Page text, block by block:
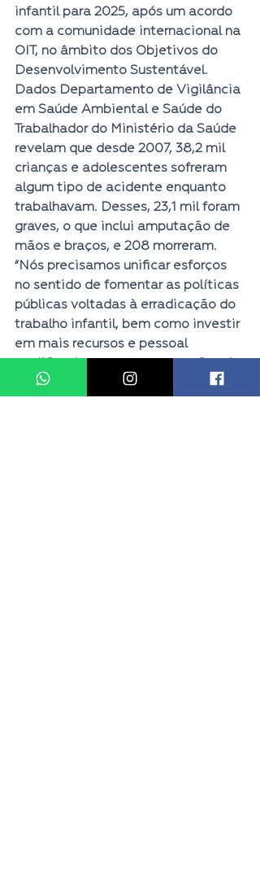
infantil para 2025, após um acordo
com a comunidade internacional na
OIT, no âmbito dos Objetivos do
Desenvolvimento Sustentável.
Dados Departamento de Vigilância
em Saúde Ambiental e Saúde do
Trabalhador do Ministério da Saúde
revelam que desde 2007, 38,2 mil
crianças e adolescentes sofreram
algum tipo de acidente enquanto
trabalhavam. Desses, 23,1 mil foram
graves, o que inclui amputação de
mãos e braços, e 208 morreram.
“Nós precisamos unificar esforços
no sentido de fomentar as políticas
públicas voltadas à erradicação do
trabalho infantil, bem como investir
em mais recursos e pessoal
fiscalização em todo o País”,